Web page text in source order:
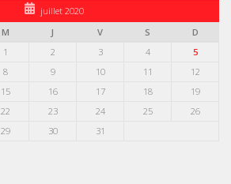
juillet 2020
M J V S
D
1
2 3 4
5
8 9 10 11
12
15 16 17 18
19
22 23 24 25
26
29 30
31